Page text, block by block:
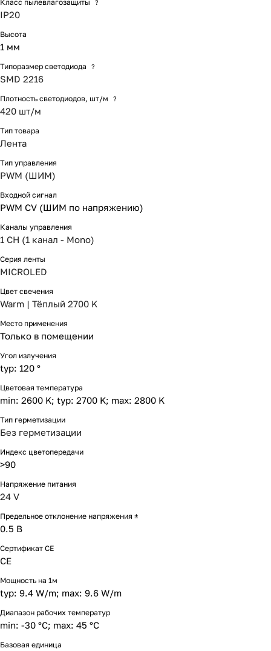
Класс пылевлагозащиты ?
IP20
Высота
1 мм
Типоразмер светодиода ?
SMD 2216
Плотность светодиодов, шт/м ?
420 шт/м
Тип товара
Лента
Тип управления
PWM (ШИМ)
Входной сигнал
PWM СV (ШИМ по напряжению)
Каналы управления
1 CH (1 канал - Mono)
Серия ленты
MICROLED
Цвет свечения
Warm | Тёплый 2700 K
Место применения
Только в помещении
Угол излучения
typ: 120 °
Цветовая температура
min: 2600 K; typ: 2700 K; max: 2800 K
Тип герметизации
Без герметизации
Индекс цветопередачи
>90
Напряжение питания
24 V
Предельное отклонение напряжения ±
0.5 В
Сертификат CE
CE
Мощность на 1м
typ: 9.4 W/m; max: 9.6 W/m
Диапазон рабочих температур
min: -30 °C; max: 45 °C
Базовая единица